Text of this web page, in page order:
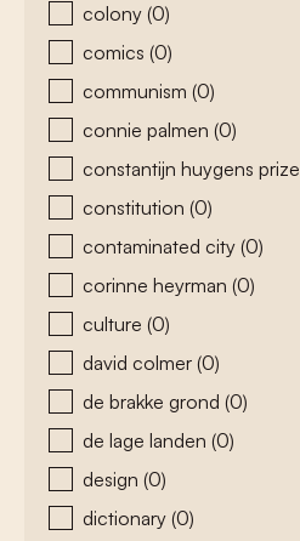
colony (0)
comics (0)
communism (0)
connie palmen (0)
constantijn huygens prize
constitution (0)
contaminated city (0)
corinne heyrman (0)
culture (0)
david colmer (0)
de brakke grond (0)
de lage landen (0)
design (0)
dictionary (0)